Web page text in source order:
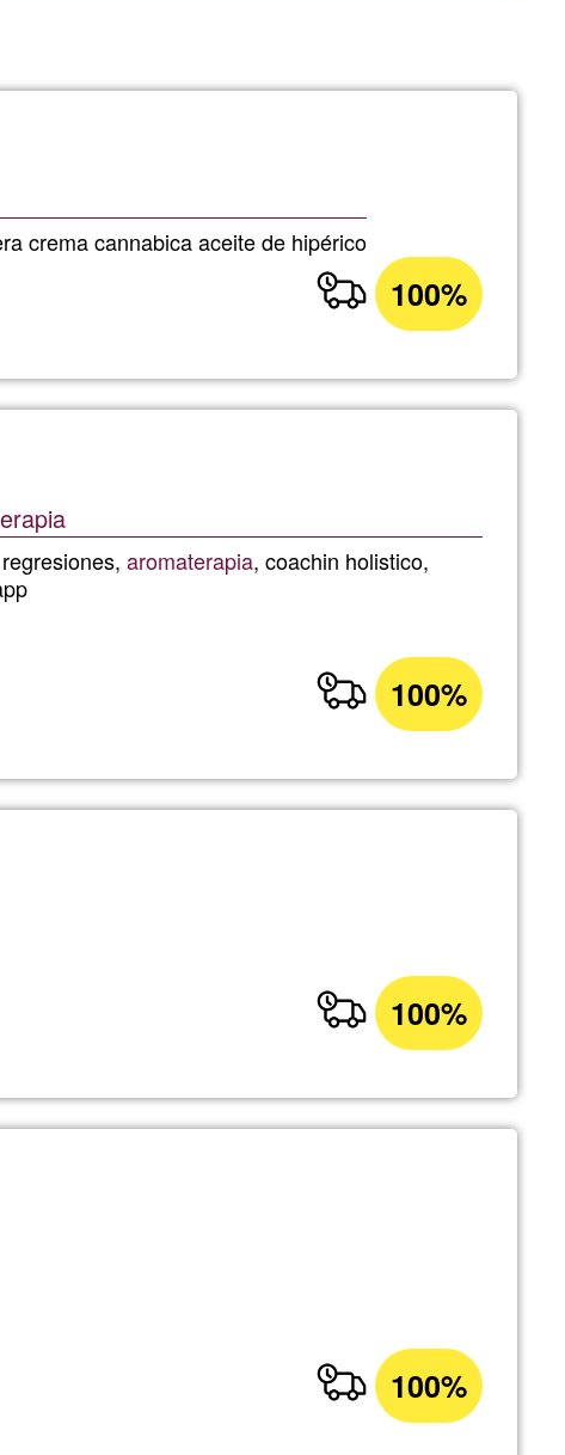
crema cannabica aceite de hipérico
100%
aromaterapia, coachin holistico,
100%
100%
100%